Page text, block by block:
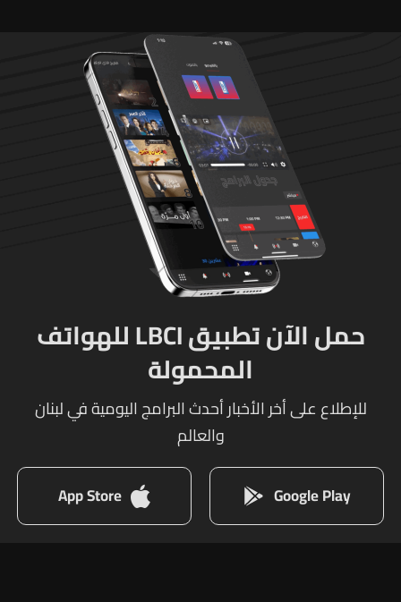
حمل الآن تطبيق LBCI للهواتف
المحمولة
للإطلاع على أخر الأخبار أحدث البرامج اليومية في لبنان
والعالم
Google Play
App Store